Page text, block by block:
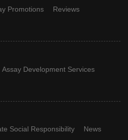
Promotions
Reviews
Assay Development Services
Social Responsibility
News